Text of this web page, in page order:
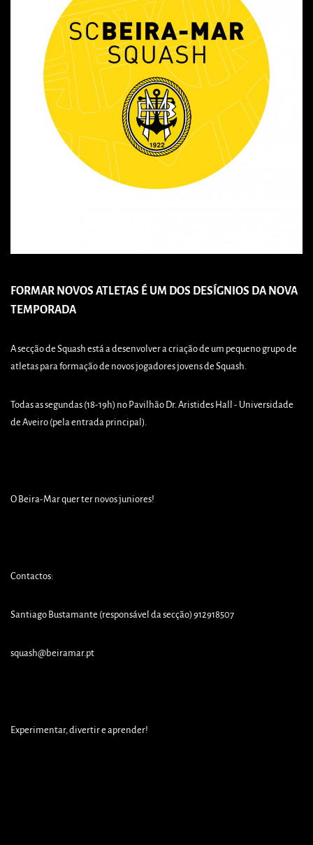
FORMAR NOVOS ATLETAS É UM DOS DESÍGNIOS DA NOVA
TEMPORADA
A secção de Squash está a desenvolver a criação de um pequeno grupo de
atletas para formação de novos jogadores jovens de Squash.
Todas as segundas (18-19h) no Pavilhão Dr. Aristides Hall - Universidade
de Aveiro (pela entrada principal).
O Beira-Mar quer ter novos juniores!
Contactos:
Santiago Bustamante (responsável da secção) 912918507
squash@beiramar.pt
Experimentar, divertir e aprender!